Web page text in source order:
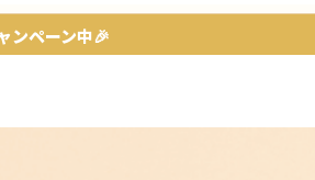
ンペーン中🎉